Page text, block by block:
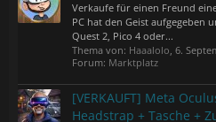
Verkaufe für einen Freund
PC hat den Geist aufgegeben
Quest 2, Pico 4 oder...
Thema von: Haaalolo, 6.
Forum: Marktplatz
[VERKAUFT] Meta
Headstrap + Tasche +